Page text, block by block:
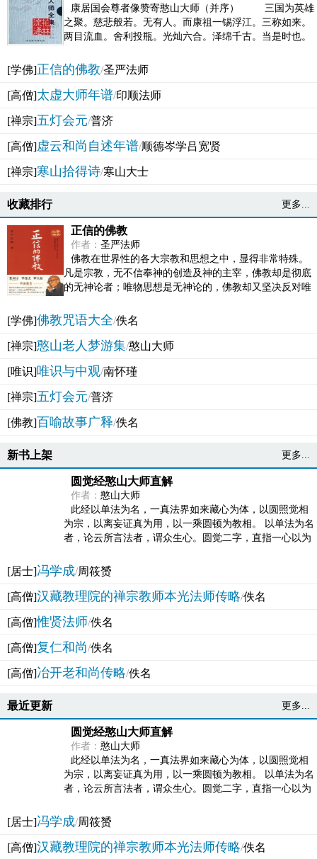
康居国会尊者像赞寄憨山大师（并序） 三国为英雄
之聚。慈悲般若。无有人。而康祖一锡浮江。三称如来。
两目流血。舍利投瓶。光灿六合。泽绵千古。当是时也。
[学佛]正信的佛教/圣严法师
[高僧]太虚大师年谱/印顺法师
[禅宗]五灯会元/普济
[高僧]虚云和尚自述年谱/顺德岑学吕宽贤
[禅宗]寒山拾得诗/寒山大士
收藏排行 更多...
正信的佛教
作者： 圣严法师
佛教在世界性的各大宗教和思想之中，显得非常特殊。
凡是宗教，无不信奉神的创造及神的主宰，佛教却是彻底
的无神论者；唯物思想是无神论的，佛教却又坚决反对唯
[学佛]佛教咒语大全/佚名
[禅宗]憨山老人梦游集/憨山大师
[唯识]唯识与中观/南怀瑾
[禅宗]五灯会元/普济
[佛教]百喻故事广释/佚名
新书上架 更多...
圆觉经憨山大师直解
作者： 憨山大师
此经以单法为名，一真法界如来藏心为体，以圆照觉相
为宗，以离妄证真为用，以一乘圆顿为教相。 以单法为名
者，论云所言法者，谓众生心。圆觉二字，直指一心以为
[居士]冯学成/周筱赟
[高僧]汉藏教理院的禅宗教师本光法师传略/佚名
[高僧]惟贤法师/佚名
[高僧]复仁和尚/佚名
[高僧]冶开老和尚传略/佚名
最近更新 更多...
圆觉经憨山大师直解
作者： 憨山大师
此经以单法为名，一真法界如来藏心为体，以圆照觉相
为宗，以离妄证真为用，以一乘圆顿为教相。 以单法为名
者，论云所言法者，谓众生心。圆觉二字，直指一心以为
[居士]冯学成/周筱赟
[高僧]汉藏教理院的禅宗教师本光法师传略/佚名